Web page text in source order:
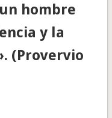
hombre
y la
(Provervio